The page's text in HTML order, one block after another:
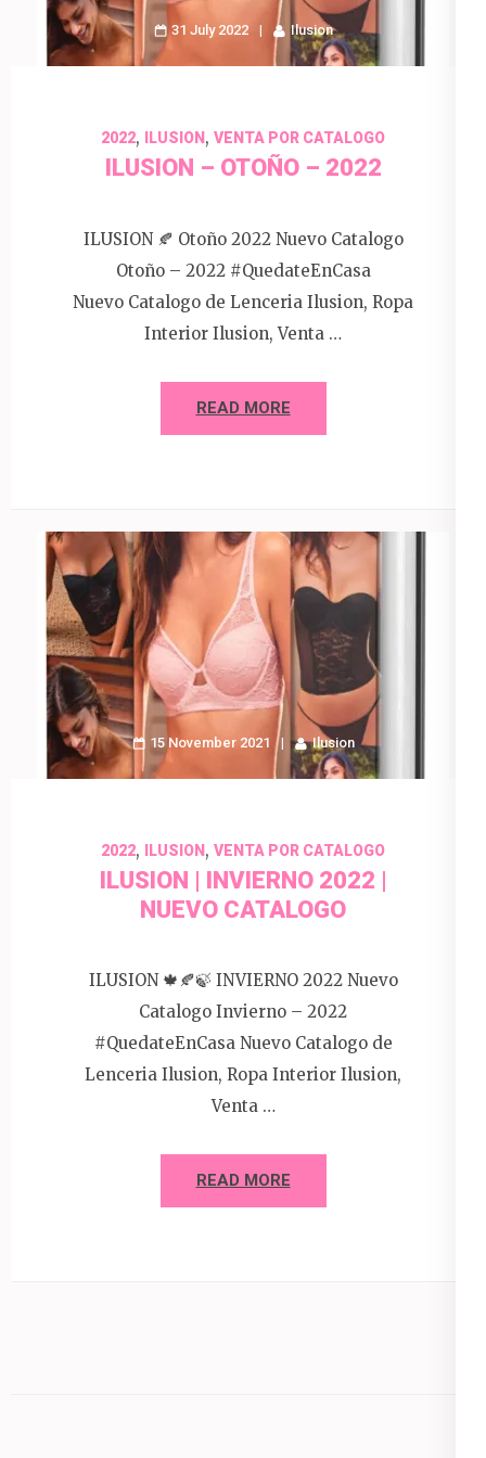
31 July 2022 Ilusion
2022, ILUSION , VENTA POR CATALOGO
ILUSION – OTOÑO – 2022
ILUSION 🍂 Otoño 2022 Nuevo Catalogo
Otoño – 2022 #QuedateEnCasa
Nuevo Catalogo de Lenceria Ilusion, Ropa
Interior Ilusion, Venta …
READ MORE
15 November 2021 Ilusion
2022, ILUSION, VENTA POR CATALOGO
ILUSION | INVIERNO 2022 |
NUEVO CATALOGO
ILUSION 🍁🍂🍃 INVIERNO 2022 Nuevo
Catalogo Invierno – 2022
#QuedateEnCasa Nuevo Catalogo de
Lenceria Ilusion, Ropa Interior Ilusion,
Venta …
READ MORE